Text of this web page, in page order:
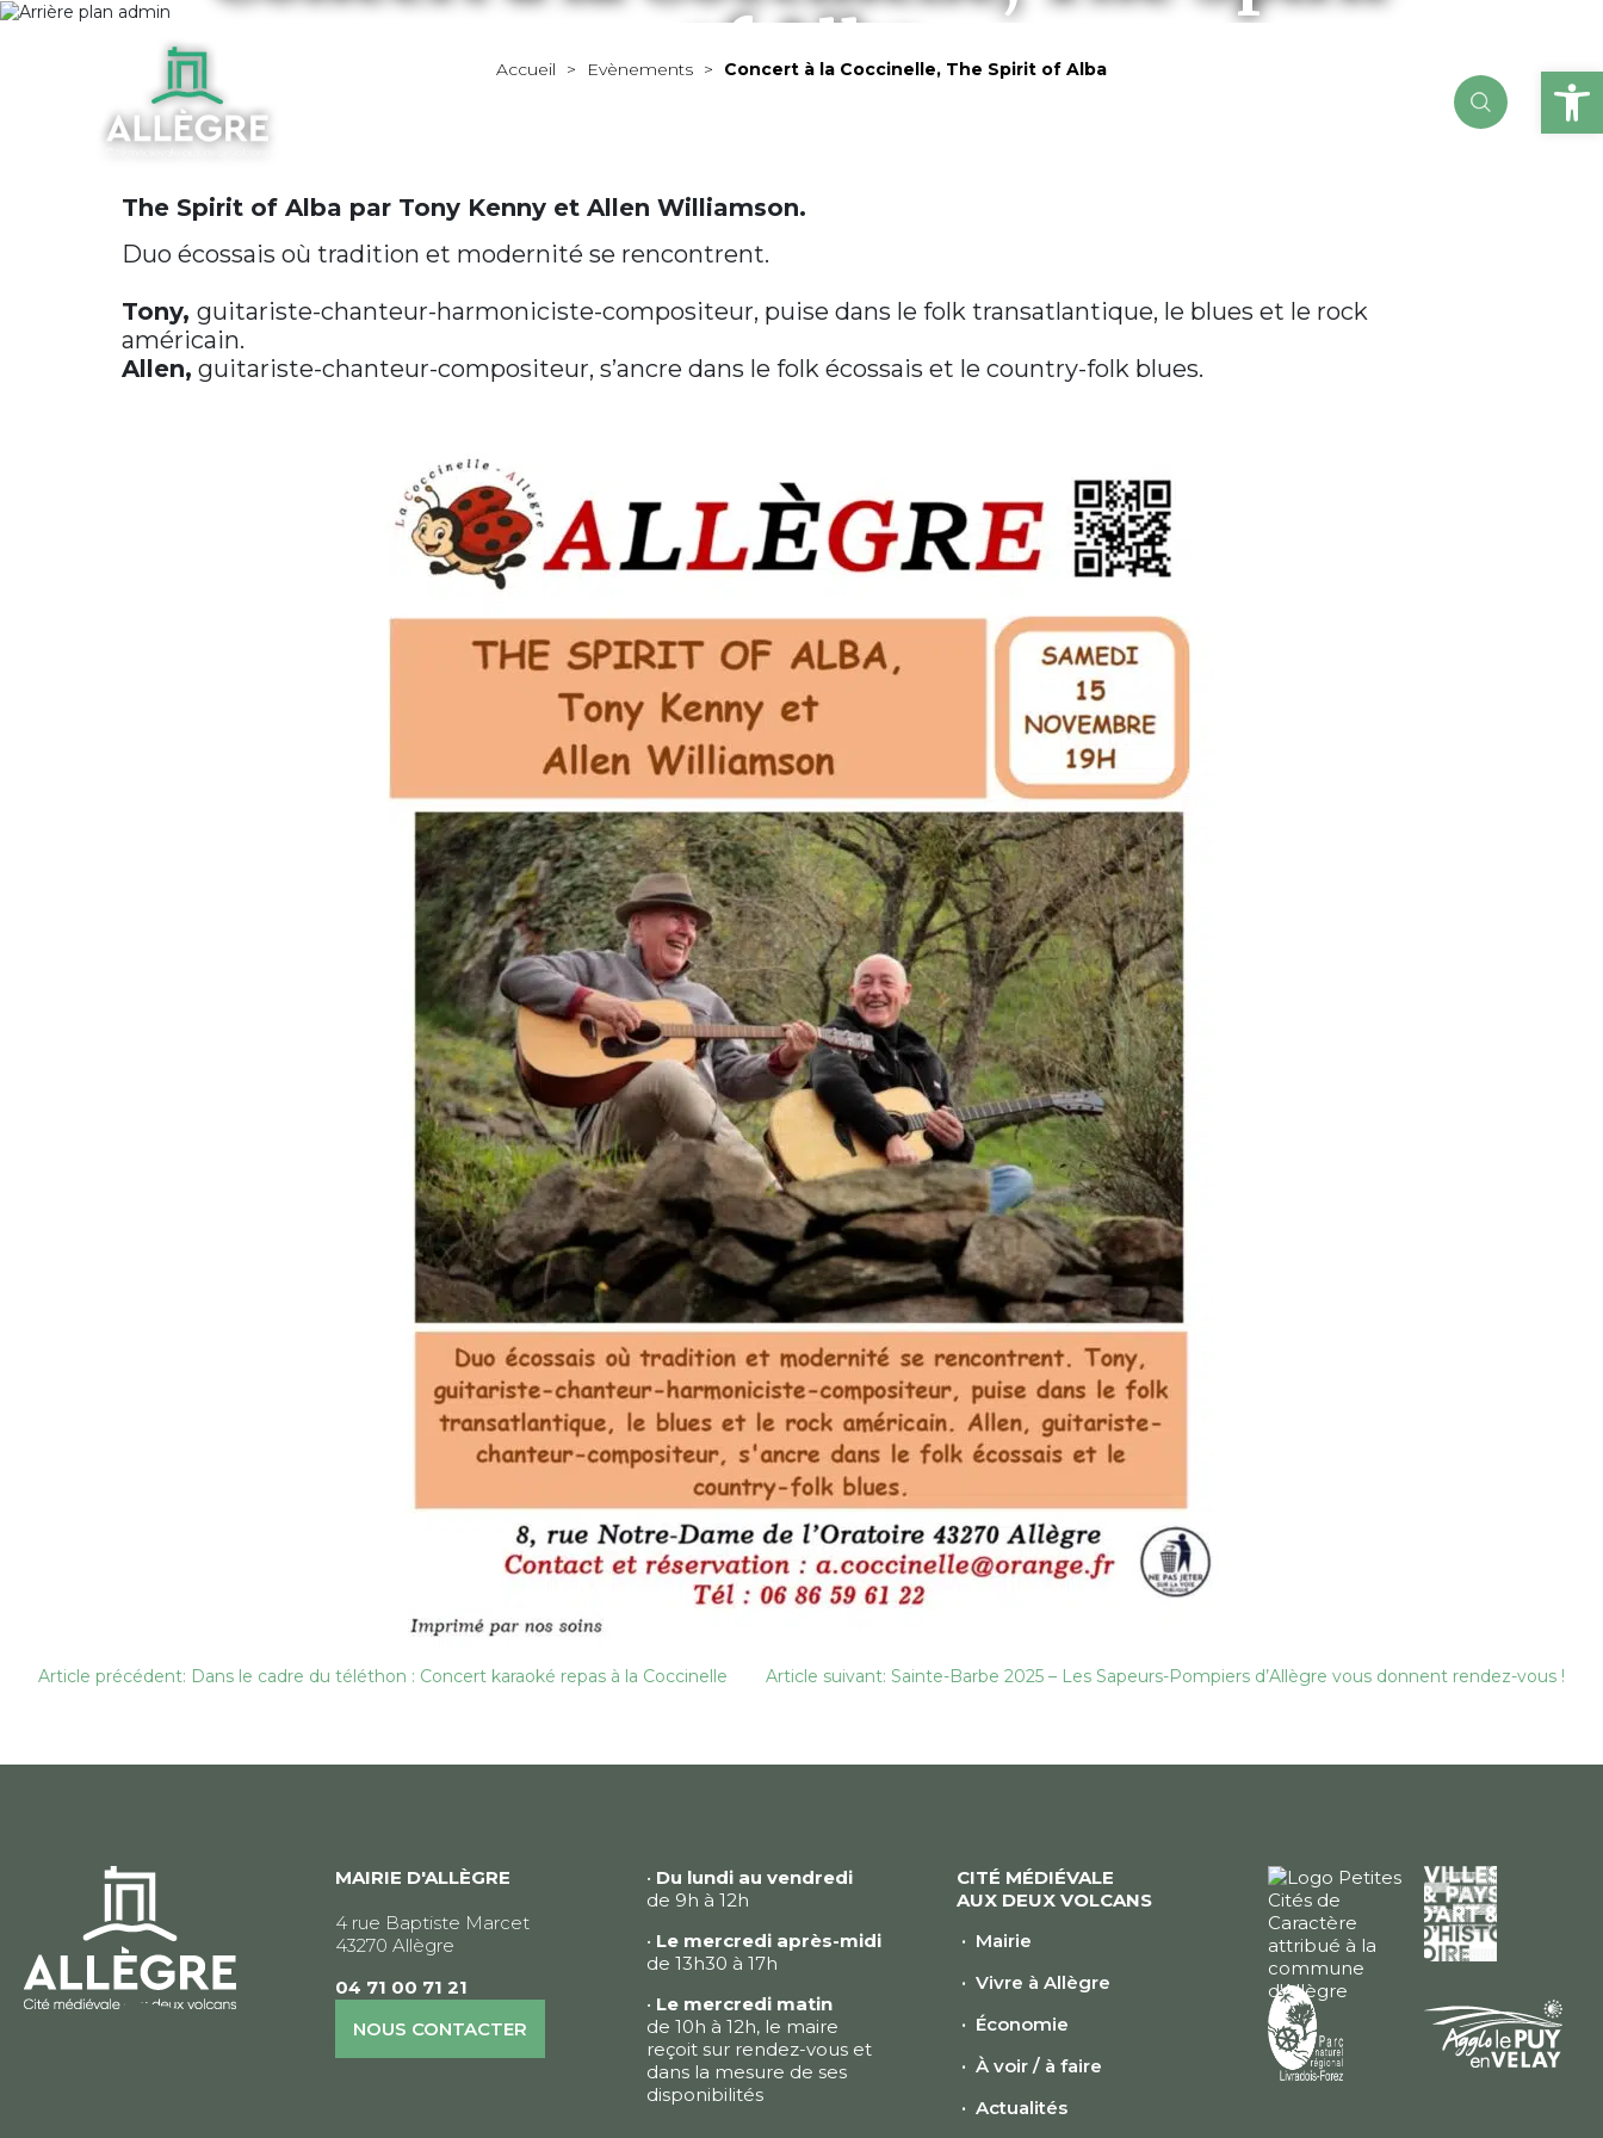
of Alba
Accueil > Evènements > Concert à la Coccinelle, The Spirit of Alba
The Spirit of Alba par Tony Kenny et Allen Williamson.
Duo écossais où tradition et modernité se rencontrent.
Tony, guitariste-chanteur-harmoniciste-compositeur, puise dans le folk transatlantique, le blues et le rock
américain.
Allen, guitariste-chanteur-compositeur, s’ancre dans le folk écossais et le country-folk blues.
Navigation
l’article
Article précédent: Dans le cadre du téléthon : Concert karaoké repas à la Coccinelle Article suivant: Sainte-Barbe 2025 – Les Sapeurs-Pompiers d’Allègre vous donnent rendez-vous !
MAIRIE D'ALLÈGRE
4 rue Baptiste Marcet
43270 Allègre
04 71 00 71 21
NOUS CONTACTER
• Du lundi au vendredi
de 9h à 12h
• Le mercredi après-midi
de 13h30 à 17h
• Le mercredi matin
de 10h à 12h, le maire
reçoit sur rendez-vous et
dans la mesure de ses
disponibilités
CITÉ MÉDIÉVALE
AUX DEUX VOLCANS
Mairie
Vivre à Allègre
Économie
À voir / à faire
Actualités